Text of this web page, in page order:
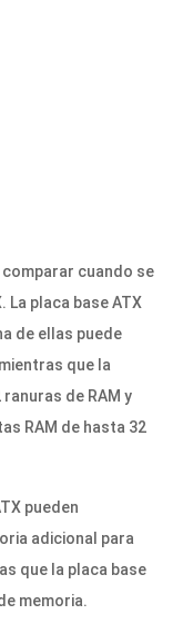
comparar cuando se
La placa base ATX
de ellas puede
que la
de RAM y
RAM de hasta 32
pueden
adicional para
que la placa base
memoria.